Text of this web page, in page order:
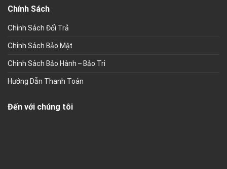
Chính Sách
Chính Sách Đổi Trả
Chính Sách Bảo Mật
Chính Sách Bảo Hành – Bảo Trì
Hướng Dẫn Thanh Toán
Đến với chúng tôi